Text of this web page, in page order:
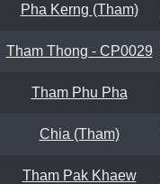
Pha Kerng (Tham)
Tham Thong - CP0029
Tham Phu Pha
Chia (Tham)
Tham Pak Khaew